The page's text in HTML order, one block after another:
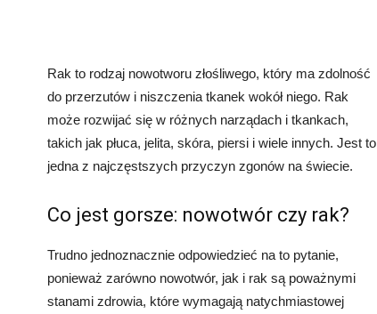
Rak to rodzaj nowotworu złośliwego, który ma zdolność
do przerzutów i niszczenia tkanek wokół niego. Rak
może rozwijać się w różnych narządach i tkankach,
takich jak płuca, jelita, skóra, piersi i wiele innych. Jest to
jedna z najczęstszych przyczyn zgonów na świecie.
Co jest gorsze: nowotwór czy rak?
Trudno jednoznacznie odpowiedzieć na to pytanie,
ponieważ zarówno nowotwór, jak i rak są poważnymi
stanami zdrowia, które wymagają natychmiastowej